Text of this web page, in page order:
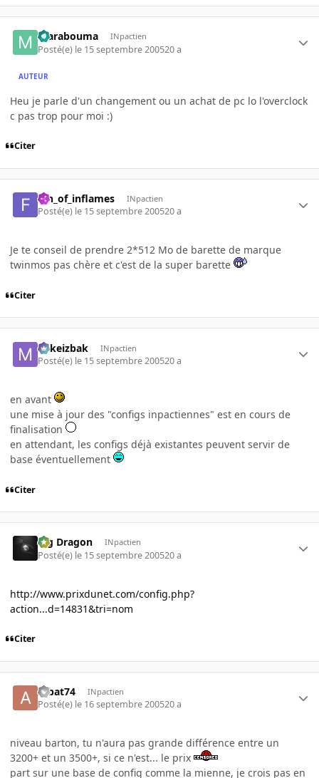
marabouma INpactien
Posté(e) le 15 septembre 200520 a
AUTEUR
Heu je parle d'un changement ou un achat de pc lo l'overclock
c pas trop pour moi :)
Citer
fan_of_inflames INpactien
Posté(e) le 15 septembre 200520 a
Je te conseil de prendre 2*512 Mo de barette de marque
twinmos pas chère et c'est de la super barette
Citer
Mikeizbak INpactien
Posté(e) le 15 septembre 200520 a
en avant
une mise à jour des "configs inpactiennes" est en cours de
finalisation
en attendant, les configs déjà existantes peuvent servir de
base éventuellement
Citer
Big Dragon INpactien
Posté(e) le 15 septembre 200520 a
http://www.prixdunet.com/config.php?
action...d=14831&tri=nom
Citer
Albat74 INpactien
Posté(e) le 16 septembre 200520 a
niveau barton, tu n'aura pas grande différence entre un
3200+ et un 3500+, si ce n'est... le prix
part sur une base de config comme la mienne, je crois pas en